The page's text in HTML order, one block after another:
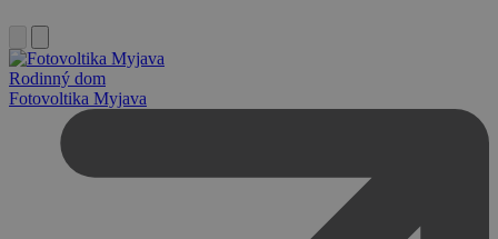
Rodinný dom
Fotovoltika Myjava